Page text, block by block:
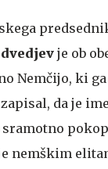
je ob
Nemčijo, ki ga
da je
nemškim